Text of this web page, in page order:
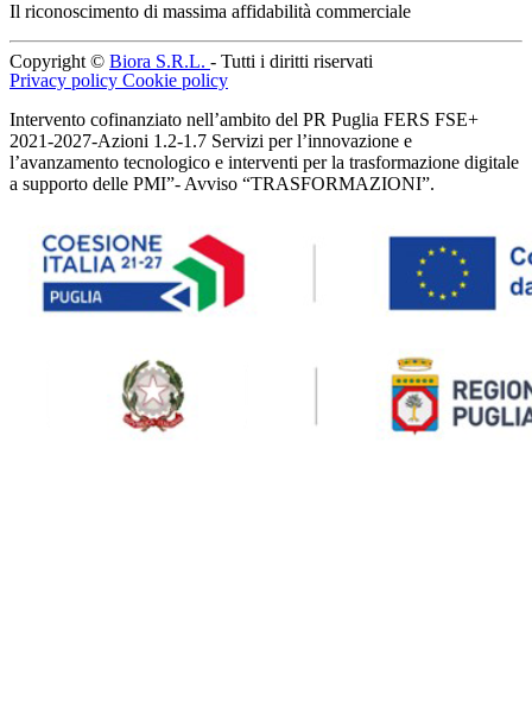
Il riconoscimento di massima affidabilità commerciale
Copyright © Biora S.R.L. - Tutti i diritti riservati
Privacy policy Cookie policy
Intervento cofinanziato nell’ambito del PR Puglia FERS FSE+
2021-2027-Azioni 1.2-1.7 Servizi per l’innovazione e
l’avanzamento tecnologico e interventi per la trasformazione digitale
a supporto delle PMI”- Avviso “TRASFORMAZIONI”.